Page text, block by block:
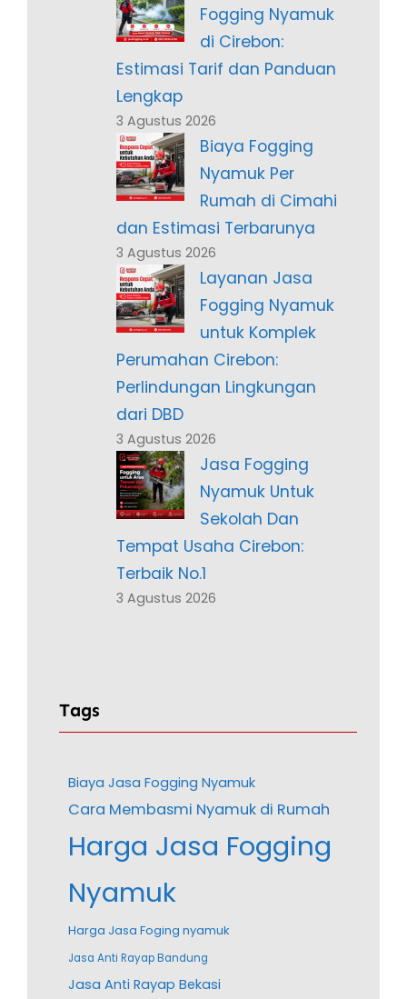
Fogging Nyamuk
di Cirebon:
Estimasi Tarif dan Panduan
Lengkap
3 Agustus 2026
Biaya Fogging
Nyamuk Per
Rumah di Cimahi
dan Estimasi Terbarunya
3 Agustus 2026
Layanan Jasa
Fogging Nyamuk
untuk Komplek
Perumahan Cirebon:
Perlindungan Lingkungan
dari DBD
3 Agustus 2026
Jasa Fogging
Nyamuk Untuk
Sekolah Dan
Tempat Usaha Cirebon:
Terbaik No.1
3 Agustus 2026
Tags
Biaya Jasa Fogging Nyamuk
Cara Membasmi Nyamuk di Rumah
Harga Jasa Fogging
Nyamuk
Harga Jasa Foging nyamuk
Jasa Anti Rayap Bandung
Jasa Anti Rayap Bekasi